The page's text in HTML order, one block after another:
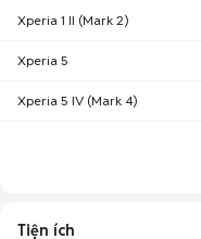
Xperia 1 II (Mark 2)
Xperia 5
Xperia 5 IV (Mark 4)
Tiện ích